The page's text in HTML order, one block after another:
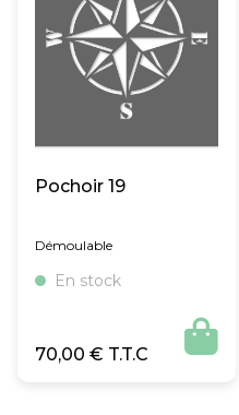
Pochoir 19
Démoulable
En stock
70,00 € 